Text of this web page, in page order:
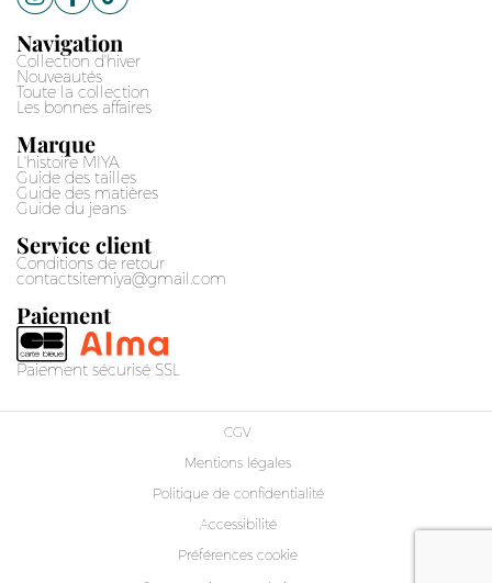
Navigation
Collection d'hiver
Nouveautés
Toute la collection
Les bonnes affaires
Marque
L'histoire MIYA
Guide des tailles
Guide des matières
Guide du jeans
Service client
Conditions de retour
contactsitemiya@gmail.com
Paiement
Paiement sécurisé SSL
CGV
Mentions légales
Politique de confidentialité
Accessibilité
Préférences cookie